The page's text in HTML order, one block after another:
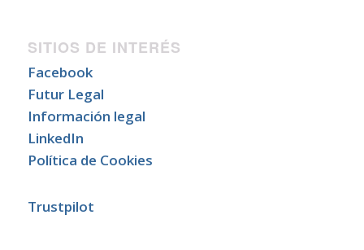
SITIOS DE INTERÉS
Facebook
Futur Legal
Información legal
LinkedIn
Política de Cookies
Trustpilot